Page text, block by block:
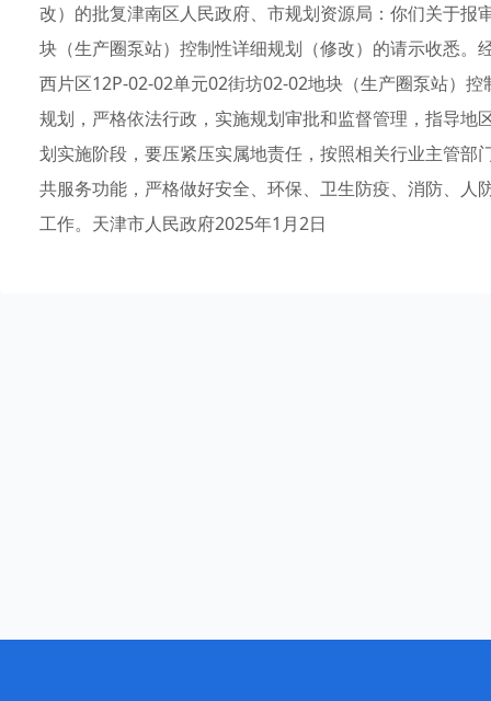
改）的批复津南区人民政府、市规划资源局：你们关于
块（生产圈泵站）控制性详细规划（修改）的请示收悉
西片区12P-02-02单元02街坊02-02地块（生产圈泵站）
规划，严格依法行政，实施规划审批和监督管理，指导
划实施阶段，要压紧压实属地责任，按照相关行业主管
共服务功能，严格做好安全、环保、卫生防疫、消防、
工作。天津市人民政府2025年1月2日